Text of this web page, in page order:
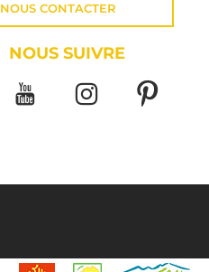
NOUS CONTACTER
NOUS SUIVRE